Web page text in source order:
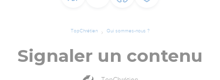
TopChrétien Qui sommes-nous ?
Signaler un contenu